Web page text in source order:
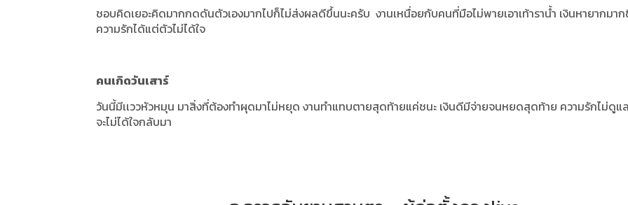
ชอบคิดเยอะคิดมากกดดันตัวเองมากไปก็ไม่ส่งผลดีขึ้นนะครับ งานเหนื่อยกับคนที่มือไม่พายเอาเท้าราน้ำ เงินหายากมา
ความรักได้แต่ตัวไม่ได้ใจ
คนเกิดวันเสาร์
วันนี้มีเเววหัวหมุน มาสิ่งที่ต้องทำผุดมาไม่หยุด งานทำแทบตายสุดท้ายแค่ชนะ เงินดีมีจ่ายจนหยดสุดท้าย ความรักไม่ดูแ
จะไม่ได้ใจกลับมา